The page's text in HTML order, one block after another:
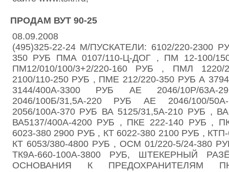
ПРОДАМ ВУТ 90-25
08.09.2008
(495)325-22-24 М/ПУСКАТЕЛИ: 6102/220-2300
350 РУБ ПМА 0107/110-Ц-ДОГ , ПМ 12-100/
ПМ12/010/100/3+2/220-160 РУБ , ПМЛ
2100/110-250 РУБ , ПМЕ 212/220-350 РУБ А
3144/400А-3300 РУБ АЕ 2046/10Р/
2046/100Б/31,5А-220 РУБ АЕ 2046/100/
2056/100А-370 РУБ ВА 5125/31,5А-210 РУБ ,
ВА5137/400А-4200 РУБ , ПКЕ 222-140 РУБ ,
6023-380 2900 РУБ , КТ 6022-380 2100 РУБ ,
КТ 6053/380-4800 РУБ , ОСМ 01/220-5/24-380
ТК9А-660-100А-3800 РУБ, ШТЕКЕРНЫЙ
ОСНОВАНИЯ К ПРЕДОХРАНИТЕЛЯМ